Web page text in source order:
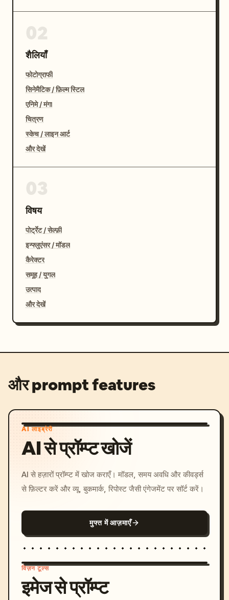
शैलियाँ
फोटोग्राफी
सिनेमैटिक / फ़िल्म स्टिल
एनिमे / मंगा
चित्रण
स्केच / लाइन आर्ट
और देखें
विषय
पोर्ट्रेट / सेल्फ़ी
इन्फ्लुएंसर / मॉडल
कैरेक्टर
समूह / युगल
उत्पाद
और देखें
और prompt features
AI लाइब्रेरी
AI से प्रॉम्प्ट खोजें
AI से हज़ारों प्रॉम्प्ट में खोज कराएँ। मॉडल, समय अवधि और कीवर्ड्स
से फ़िल्टर करें और व्यू, बुकमार्क, रिपोस्ट जैसी एंगेजमेंट पर सॉर्ट करें।
मुफ्त में आज़माएँ
विज़न टूल्स
इमेज से प्रॉम्प्ट